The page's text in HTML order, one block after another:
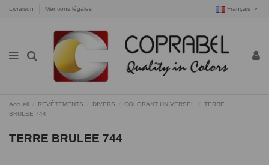
Livraison Mentions légales Français
Accueil REVÊTEMENTS DIVERS COLORANT UNIVERSEL
TERRE
BRULEE 744
TERRE BRULEE 744